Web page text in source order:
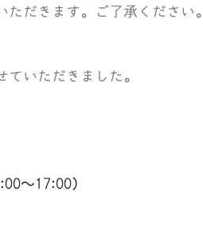
だきます。ご了承ください。
いただきました。
〜17:00）